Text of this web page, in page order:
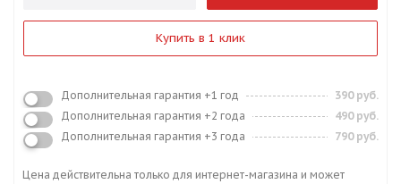
Купить в 1 клик
Дополнительная гарантия +1 год
390 руб.
Дополнительная гарантия +2 года
490 руб.
Дополнительная гарантия +3 года
790 руб.
Цена действительна только для интернет-магазина и может